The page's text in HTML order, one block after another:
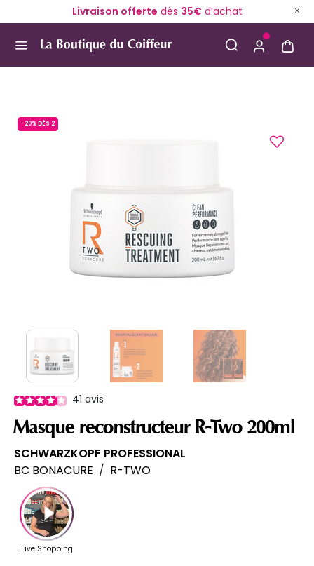
Livraison offerte dès 35€d’achat
-20% DÈS 2
41 avis
Masque reconstructeur R-Two 200ml
SCHWARZKOPF PROFESSIONAL
BC BONACURE / R-TWO